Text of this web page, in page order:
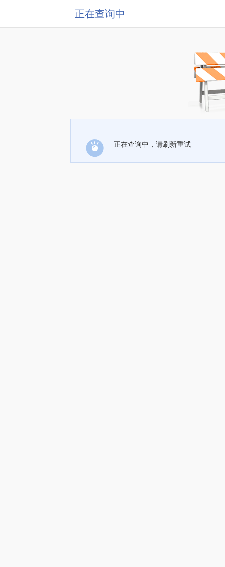
正在查询中
正在查询中，请刷新重试